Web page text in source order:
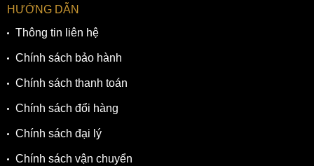
HƯỚNG DẪN
Thông tin liên hệ
Chính sách bảo hành
Chính sách thanh toán
Chính sách đổi hàng
Chính sách đại lý
Chính sách vận chuyển